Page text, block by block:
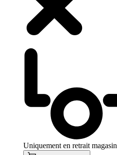
Uniquement en retrait magasin